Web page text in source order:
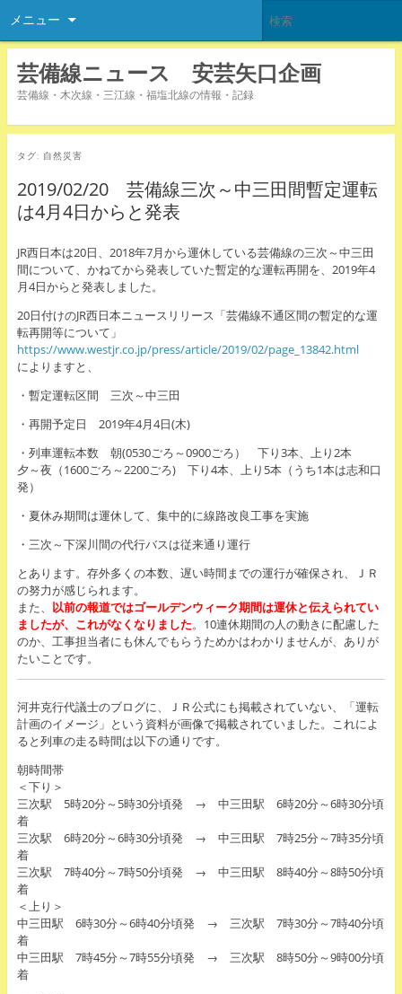
メニュー
芸備線ニュース 安芸矢口企画
芸備線・木次線・三江線・福塩北線の情報・記録
タグ: 自然災害
2019/02/20 芸備線三次～中三田間暫定運転
は4月4日からと発表
JR西日本は20日、2018年7月から運休している芸備線の三次～中三田
間について、かねてから発表していた暫定的な運転再開を、2019年4
月4日からと発表しました。
20日付けのJR西日本ニュースリリース「芸備線不通区間の暫定的な運
転再開等について」
https://www.westjr.co.jp/press/article/2019/02/page_13842.html
によりますと、
・暫定運転区間 三次～中三田
・再開予定日 2019年4月4日(木)
・列車運転本数 朝(0530ごろ～0900ごろ） 下り3本、上り2本
夕～夜（1600ごろ～2200ごろ) 下り4本、上り5本（うち1本は志和口
発）
・夏休み期間は運休して、集中的に線路改良工事を実施
・三次～下深川間の代行バスは従来通り運行
とあります。存外多くの本数、遅い時間までの運行が確保され、ＪＲ
の努力が感じられます。
また、 以前の報道ではゴールデンウィーク期間は運休と伝えられてい
ましたが、これがなくなりました。10連休期間の人の動きに配慮した
のか、工事担当者にも休んでもらうためかはわかりませんが、ありが
たいことです。
河井克行代議士のブログに、ＪＲ公式にも掲載されていない、「運転
計画のイメージ」という資料が画像で掲載されていました。これによ
ると列車の走る時間は以下の通りです。
朝時間帯
＜下り＞
三次駅 5時20分～5時30分頃発 → 中三田駅 6時20分～6時30分頃
着
三次駅 6時20分～6時30分頃発 → 中三田駅 7時25分～7時35分頃
着
三次駅 7時40分～7時50分頃発 → 中三田駅 8時40分～8時50分頃
着
＜上り＞
中三田駅 6時30分～6時40分頃発 → 三次駅 7時30分～7時40分頃
着
中三田駅 7時45分～7時55分頃発 → 三次駅 8時50分～9時00分頃
着